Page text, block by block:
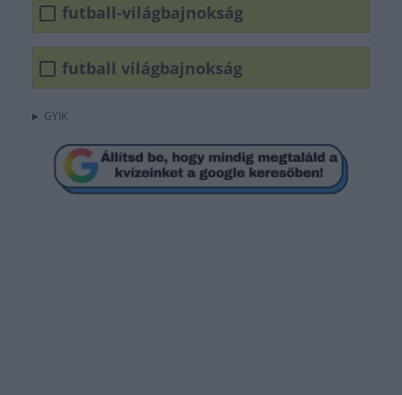
futball-világbajnokság
futball világbajnokság
GYIK